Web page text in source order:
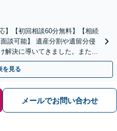
】【初回相談60分無料】【相続
談可能】 遺産分割や遺留分侵
解決に導いてきました。また、
いをしました。
を見る
メールでお問い合わせ